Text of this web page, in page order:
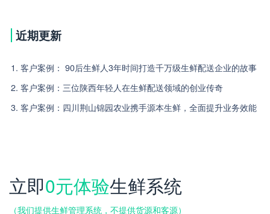
近期更新
1. 客户案例： 90后生鲜人3年时间打造千万级生鲜配送企业的故事
2. 客户案例：三位陕西年轻人在生鲜配送领域的创业传奇
3. 客户案例：四川荆山锦园农业携手源本生鲜，全面提升业务效能
立即0元体验生鲜系统
（我们提供生鲜管理系统，不提供货源和客源）